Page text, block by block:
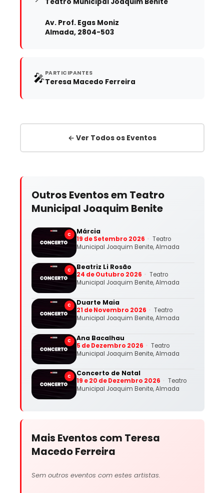
Av. Prof. Egas Moniz
Almada, 2804-503
🎤PARTICIPANTES
Teresa Macedo Ferreira
← Ver Todos os Eventos
Outros Eventos em Teatro
Municipal Joaquim Benite
C Márcia
19 de Setembro 2026
Teatro
Municipal Joaquim Benite, Almada
C Beatriz Li Rosão
24 de Outubro 2026
Teatro
Municipal Joaquim Benite, Almada
C Duarte Maia
21 de Novembro 2026
Teatro
Municipal Joaquim Benite, Almada
C Ana Bacalhau
5 de Dezembro 2026
Teatro
Municipal Joaquim Benite, Almada
C Concerto de Natal
19 e 20 de Dezembro 2026
Teatro
Municipal Joaquim Benite, Almada
Mais Eventos com Teresa
Macedo Ferreira
Sem outros eventos com estes artistas.